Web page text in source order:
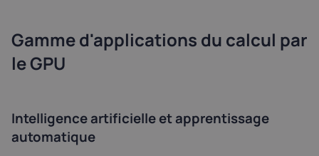
Gamme d'applications du calcul par
le GPU
Intelligence artificielle et apprentissage
automatique